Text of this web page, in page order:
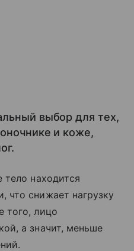
выбор для тех,
и коже,
тело находится
что снижает нагрузку
того, лицо
а значит, меньше